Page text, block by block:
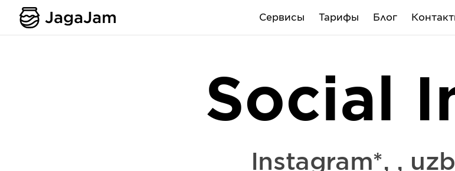
Сервисы Тарифы Блог
Social
Instagram*, ,